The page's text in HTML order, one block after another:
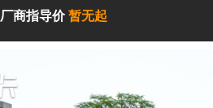
厂商指导价暂无起